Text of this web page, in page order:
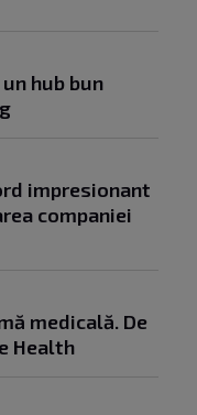
hub bun
impresionant
companiei
medicală. De
Health